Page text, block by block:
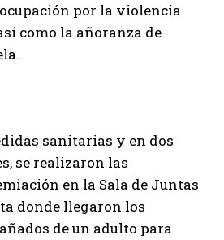
por la violencia
como la añoranza de
sanitarias y en dos
se realizaron las
en la Sala de Juntas
donde llegaron los
de un adulto para